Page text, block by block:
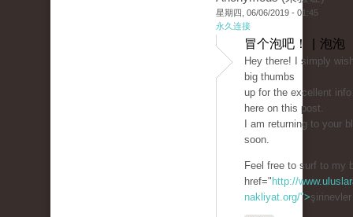
星期四, 06/06/2019 - 01:45
永久连接
冒个泡吧！ | 泡泡
Hey there! I simply
big thumbs
up for the excellent
here on this post.
I am returning to your
soon.
Feel free to surf to my
href=" http://
nakliyat.org/">